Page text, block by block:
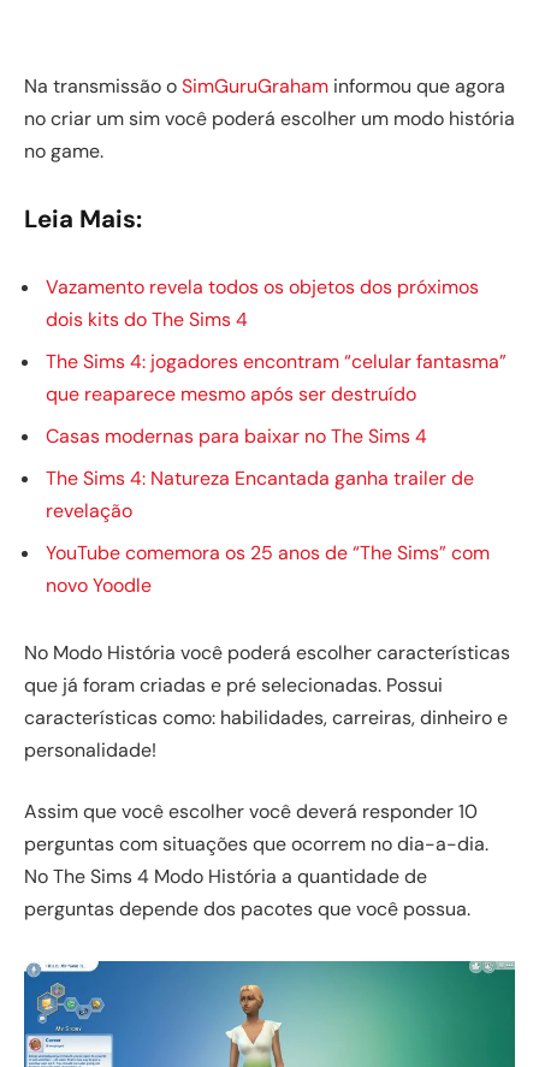
Na transmissão oSimGuruGraham informou que agora
no criar um sim você poderá escolher um modo história
no game.
Leia Mais:
Vazamento revela todos os objetos dos próximos
dois kits do The Sims 4
The Sims 4: jogadores encontram “celular fantasma”
que reaparece mesmo após ser destruído
Casas modernas para baixar no The Sims 4
The Sims 4: Natureza Encantada ganha trailer de
revelação
YouTube comemora os 25 anos de “The Sims” com
novo Yoodle
No Modo História você poderá escolher características
que já foram criadas e pré selecionadas. Possui
características como: habilidades, carreiras, dinheiro e
personalidade!
Assim que você escolher você deverá responder 10
perguntas com situações que ocorrem no dia-a-dia.
No The Sims 4 Modo História a quantidade de
perguntas depende dos pacotes que você possua.